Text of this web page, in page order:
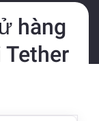
hàng